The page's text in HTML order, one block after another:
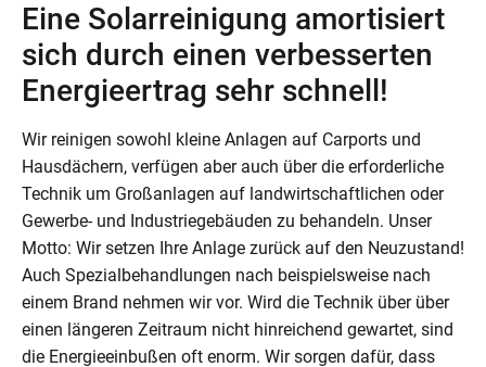
Eine Solarreinigung amortisiert
sich durch einen verbesserten
Energieertrag sehr schnell!
Wir reinigen sowohl kleine Anlagen auf Carports und
Hausdächern, verfügen aber auch über die erforderliche
Technik um Großanlagen auf landwirtschaftlichen oder
Gewerbe- und Industriegebäuden zu behandeln. Unser
Motto: Wir setzen Ihre Anlage zurück auf den Neuzustand!
Auch Spezialbehandlungen nach beispielsweise nach
einem Brand nehmen wir vor. Wird die Technik über über
einen längeren Zeitraum nicht hinreichend gewartet, sind
die Energieeinbußen oft enorm. Wir sorgen dafür, dass